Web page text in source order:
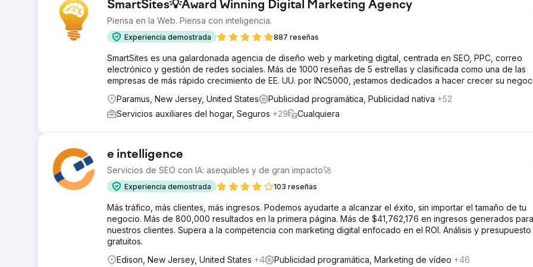
SmartSites💡Award Winning Digital Marketing Agency
Piensa en la Web. Piensa con inteligencia.
Experiencia demostrada 887 reseñas
SmartSites es una galardonada agencia de diseño web y marketing digital, centrada en SEO, PPC, correo
electrónico y gestión de redes sociales. Más de 1000 reseñas de 5 estrellas y clasificada como una de las
empresas de más rápido crecimiento de EE. UU. por INC5000, ¡estamos dedicados a hacer crecer su
Paramus, New Jersey, United States
Publicidad programática, Publicidad nativa +52
Servicios auxiliares del hogar, Seguros +29 Cualquiera
e intelligence
Servicios de SEO con IA: asequibles y de gran impacto🚀
Experiencia demostrada 103 reseñas
Más tráfico, más clientes, más ingresos. Podemos ayudarte a alcanzar el éxito, sin importar el tamaño de tu
negocio. Más de 800,000 resultados en la primera página. Más de $41,762,176 en ingresos generados para
nuestros clientes. Supera a la competencia con marketing digital enfocado en el ROI. Análisis y presupuesto
gratuitos.
Edison, New Jersey, United States +4 Publicidad programática, Marketing de vídeo +46